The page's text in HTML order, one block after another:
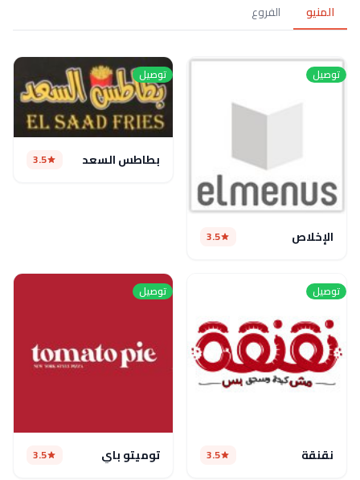
المنيو الفروع
توصيل
الإخلاص 3.5
توصيل
بطاطس السعد 3.5
توصيل
نقنقة 3.5
توصيل
توميتو باي 3.5